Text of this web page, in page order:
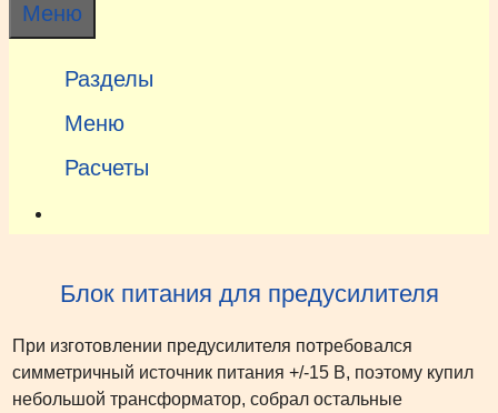
Меню
Разделы
Меню
Расчеты
Блок питания для предусилителя
При изготовлении предусилителя потребовался
симметричный источник питания +/-15 В, поэтому купил
небольшой трансформатор, собрал остальные